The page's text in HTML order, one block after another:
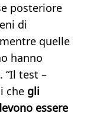
posteriore
di
quelle
hanno
“Il test –
che gli
essere